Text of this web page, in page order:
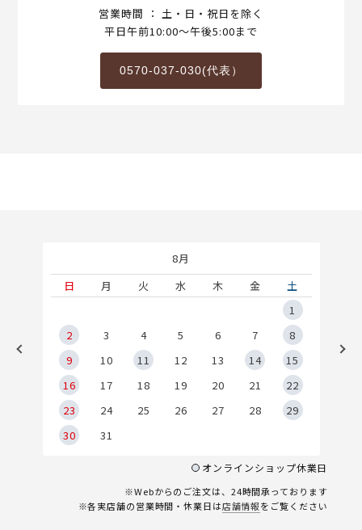
営業時間 ： 土・日・祝日を除く
平日午前10:00～午後5:00まで
0570-037-030(代表）
8月
日
月 火 水 木 金
土
1
2
3 4 5 6 7
8
9
10 11 12 13 14
15
16
17 18 19 20 21
22
23
24 25 26 27 28
29
30
31
オンラインショップ休業日
※Webからのご注文は、24時間承っております
※各実店舗の営業時間・休業日は店舗情報をご覧ください